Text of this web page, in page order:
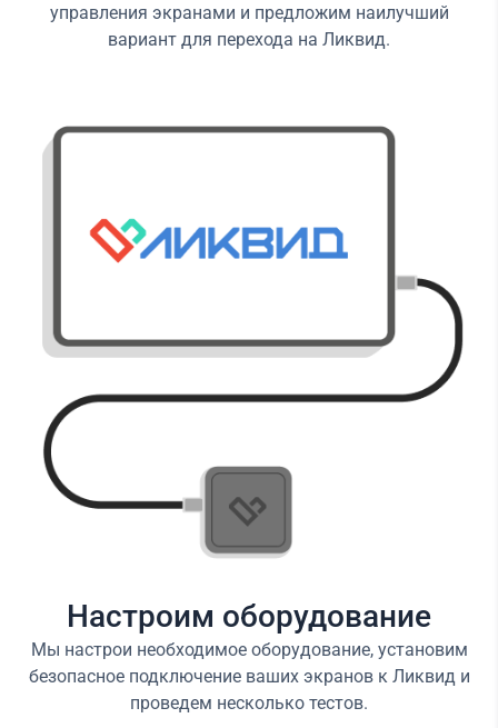
управления экранами и предложим наилучший
вариант для перехода на Ликвид.
Настроим оборудование
Мы настрои необходимое оборудование, установим
безопасное подключение ваших экранов к Ликвид и
проведем несколько тестов.